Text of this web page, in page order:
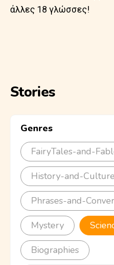
άλλες 18 γλώσσες!
Stories
Genres
FairyTales-and-
History-and-Culture
Phrases-and-
Mystery
Biographies